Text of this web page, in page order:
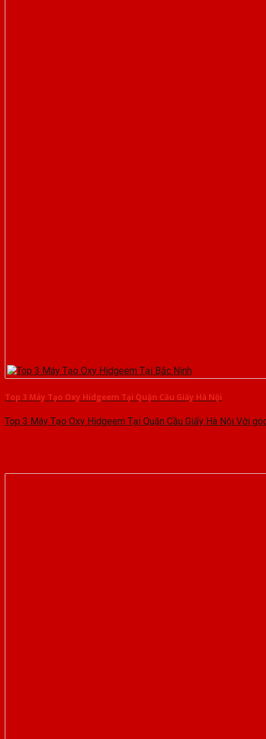
Top 3 Máy Tạo Oxy Hidgeem Tại Quận Cầu Giấy Hà Nội
Top 3 Máy Tạo Oxy Hidgeem Tại Quận Cầu Giấy Hà Nội Với